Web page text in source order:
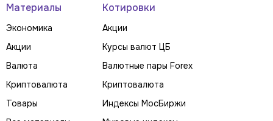
Материалы
Экономика
Акции
Валюта
Криптовалюта
Товары
Котировки
Акции
Курсы валют ЦБ
Валютные пары Forex
Криптовалюта
Индексы МосБиржи